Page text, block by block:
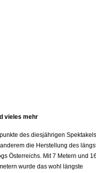
vieles mehr
des diesjährigen
die Herstellung des
Österreichs. Mit 7 Metern und 16
wurde das wohl längste